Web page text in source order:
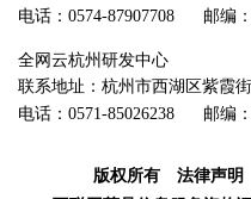
电话：0574-87907708
邮编
全网云杭州研发中心
联系地址：杭州市西湖区紫霞
电话：0571-85026238
邮编
版权所有 法律声明